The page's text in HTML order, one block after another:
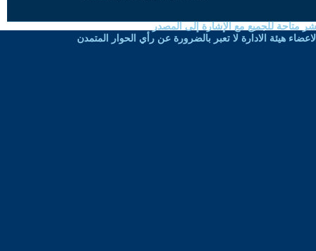
متاحة للجميع مع الإشارة إلى المصدر
هيئة الادارة لا تعبر بالضرورة عن رأي الحوار المتمدن